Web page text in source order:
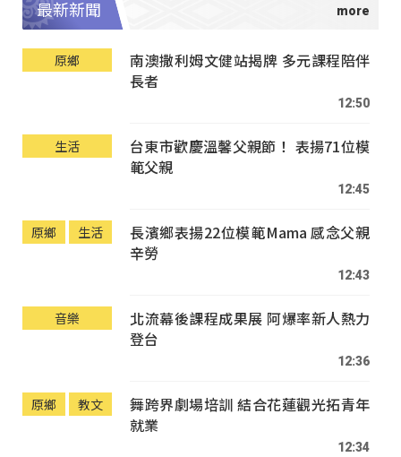
最新新聞
原鄉
南澳撒利姆文健站揭牌 多元課程陪伴
長者
12:50
生活
台東市歡慶溫馨父親節！ 表揚71位模
範父親
12:45
原鄉 生活
長濱鄉表揚22位模範Mama 感念父親
辛勞
12:43
音樂
北流幕後課程成果展 阿爆率新人熱力
登台
12:36
原鄉 教文
舞跨界劇場培訓 結合花蓮觀光拓青年
就業
12:34